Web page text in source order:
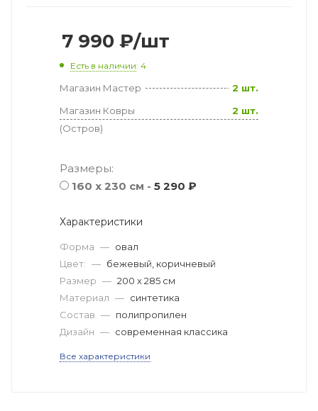
7 990 ₽/шт
Есть в наличии: 4
Магазин Мастер
2 шт.
Магазин Ковры
(Остров)
2 шт.
Размеры:
160 x 230 см - 5 290 ₽
Характеристики
Форма — овал
Цвет: — бежевый, коричневый
Размер — 200 x 285 см
Материал — синтетика
Состав — полипропилен
Дизайн — современная классика
Все характеристики